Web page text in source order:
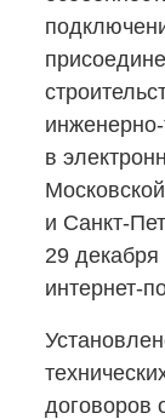
инженерно-
в
и Санкт-
29
интернет-
договоров